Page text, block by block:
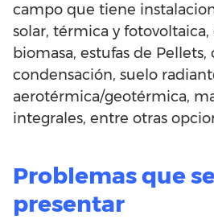
campo que tiene
solar, térmica y fotovoltaica,
biomasa, estufas de Pellets,
condensación, suelo
aerotérmica/geotérmica,
integrales, entre otras
Problemas que
presentar